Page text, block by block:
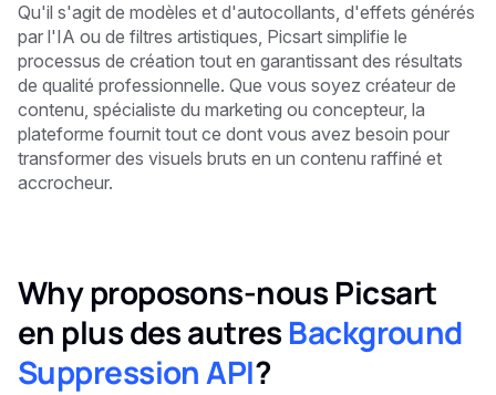
Qu'il s'agit de modèles et d'autocollants, d'effets générés
par l'IA ou de filtres artistiques, Picsart simplifie le
processus de création tout en garantissant des résultats
de qualité professionnelle. Que vous soyez créateur de
contenu, spécialiste du marketing ou concepteur, la
plateforme fournit tout ce dont vous avez besoin pour
transformer des visuels bruts en un contenu raffiné et
accrocheur.
Why proposons-nous Picsart
en plus des autres Background
Suppression API?